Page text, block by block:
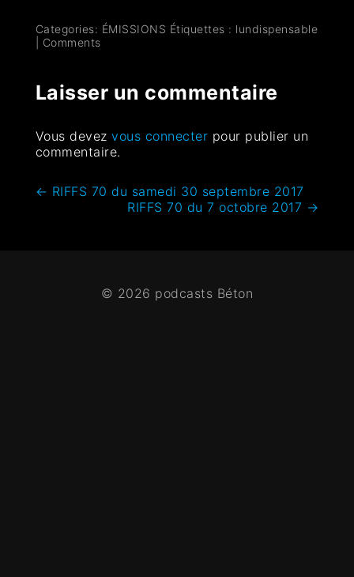
Categories: ÉMISSIONS Étiquettes : lundispensable
Comments
Laisser un commentaire
Vous devezvous connecter pour publier un
commentaire.
← RIFFS 70 du samedi 30 septembre 2017
RIFFS 70 du 7 octobre 2017 →
© 2026 podcasts Béton